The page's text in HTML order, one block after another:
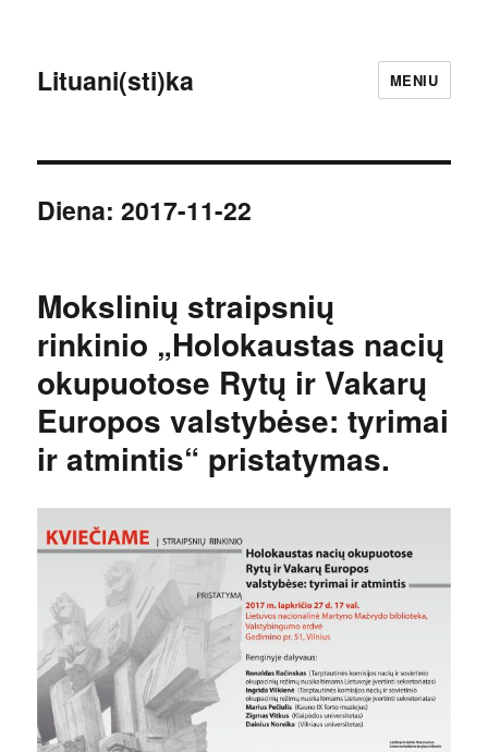
Lituani(sti)ka MENIU
Diena:2017-11-22
Mokslinių straipsnių
rinkinio „Holokaustas nacių
okupuotose Rytų ir Vakarų
Europos valstybėse: tyrimai
ir atmintis“ pristatymas.